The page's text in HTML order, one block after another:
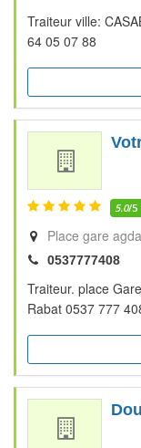
Traiteur ville:
64 05 07 88
5.0/5
Place gare
0537777408
Traiteur. place
Rabat 0537 777